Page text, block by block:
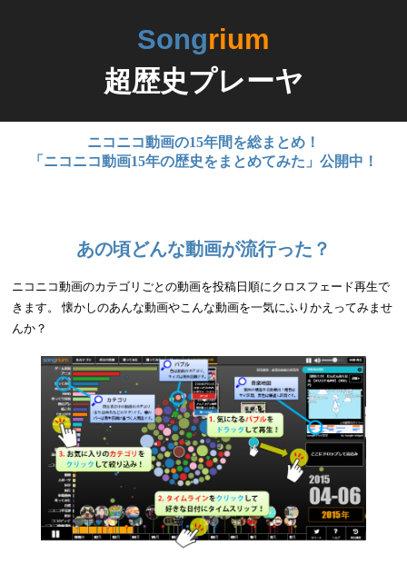
Songrium
超歴史プレーヤ
ニコニコ動画の15年間を総まとめ！
「ニコニコ動画15年の歴史をまとめてみた」公開中！
あの頃どんな動画が流行った？
ニコニコ動画のカテゴリごとの動画を投稿日順にクロスフェード再生で
きます。 懐かしのあんな動画やこんな動画を一気にふりかえってみませ
んか？